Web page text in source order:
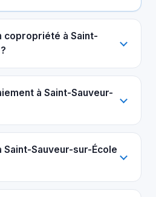
copropriété à Saint-
à Saint-Sauveur-
Saint-Sauveur-sur-École